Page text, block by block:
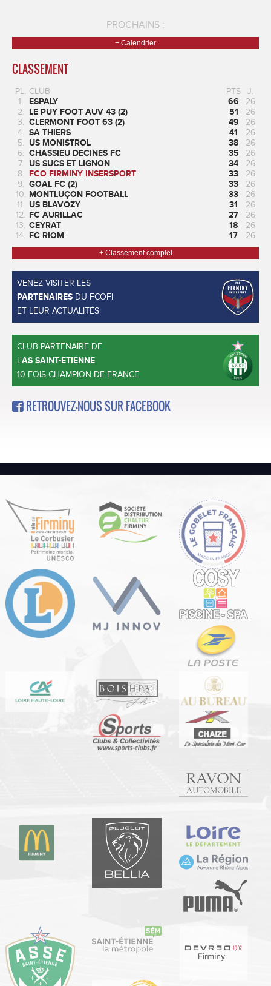
PROCHAINS :
+ Calendrier
CLASSEMENT
PL. CLUB PTS
J.
1.
ESPALY 66
26
2. LE PUY FOOT AUV 43 (2) 51
26
3. CLERMONT FOOT 63 (2) 49
26
4. SA THIERS 41
26
5. US MONISTROL 38
26
6. CHASSIEU DECINES FC 35
26
7.
US SUCS ET LIGNON 34
26
8. FCO FIRMINY INSERSPORT 33
26
9. GOAL FC (2) 33
26
10. MONTLUÇON FOOTBALL 33
26
11. US BLAVOZY 31
26
12. FC AURILLAC 27
26
13. CEYRAT 18
26
14. FC RIOM 17 26
+ Classement complet
VENEZ VISITER LES
PARTENAIRES DU FCOFI
ET LEUR ACTUALITÉS
CLUB PARTENAIRE DE
L'AS SAINT-ETIENNE
10 FOIS CHAMPION DE FRANCE
RETROUVEZ-NOUS SUR FACEBOOK